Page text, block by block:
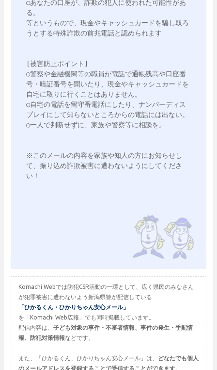
○あなたの口座が、詐欺の犯人に使われた可能性があ
る。
等というもので、現金やキャッシュカードを騙し取ろ
うとする特殊詐欺の前兆電話と認められます
[被害防止ポイント]
○警察や金融機関等の職員が電話で通帳残高や口座番
号・暗証番号を聞いたり、現金やキャッシュカードを
自宅に取りに行くことはありません。
○自宅の電話を留守番電話にしたり、ナンバーディス
プレイにして知らないところからの電話には出ない。
○一人で判断せずに、家族や警察等に相談を。
※このメールの内容を家族や知人の方にお知らせし
て、振り込め詐欺被害に遭わないようにしてくださ
い！
Komachi Webでは防犯CSR活動の一環として、広く県民のみなさん
が犯罪被害に遭わないよう新潟県警が配信している
「ひかるくん・ひかりちゃん安心メール」
を「Komachi Web広報」でも同時掲載しています。
配信内容は、 子ども対象の事件・不審者情報、事件の発生・手配情
報、防犯対策情報などです。
また、「ひかるくん、ひかりちゃん安心メール」は、
どなたでも個人
のメールアドレスを登録することで受信することができます。